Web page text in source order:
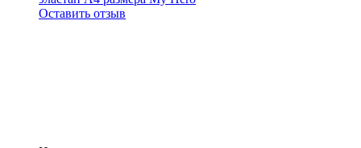
Оставить отзыв